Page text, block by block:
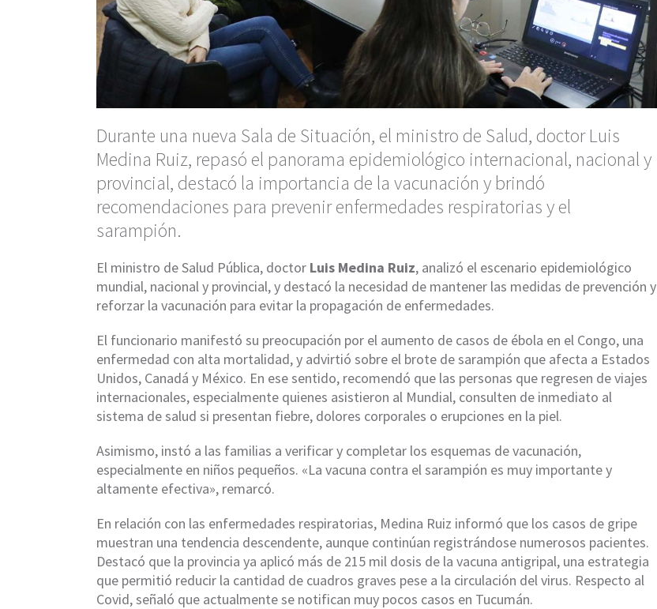
Durante una nueva Sala de Situación, el ministro de Salud, doctor Luis
Medina Ruiz, repasó el panorama epidemiológico internacional, nacional y
provincial, destacó la importancia de la vacunación y brindó
recomendaciones para prevenir enfermedades respiratorias y el
sarampión.
El ministro de Salud Pública, doctor Luis Medina Ruiz, analizó el escenario epidemiológico
mundial, nacional y provincial, y destacó la necesidad de mantener las medidas de prevención y
reforzar la vacunación para evitar la propagación de enfermedades.
El funcionario manifestó su preocupación por el aumento de casos de ébola en el Congo, una
enfermedad con alta mortalidad, y advirtió sobre el brote de sarampión que afecta a Estados
Unidos, Canadá y México. En ese sentido, recomendó que las personas que regresen de viajes
internacionales, especialmente quienes asistieron al Mundial, consulten de inmediato al
sistema de salud si presentan fiebre, dolores corporales o erupciones en la piel.
Asimismo, instó a las familias a verificar y completar los esquemas de vacunación,
especialmente en niños pequeños. «La vacuna contra el sarampión es muy importante y
altamente efectiva», remarcó.
En relación con las enfermedades respiratorias, Medina Ruiz informó que los casos de gripe
muestran una tendencia descendente, aunque continúan registrándose numerosos pacientes.
Destacó que la provincia ya aplicó más de 215 mil dosis de la vacuna antigripal, una estrategia
que permitió reducir la cantidad de cuadros graves pese a la circulación del virus. Respecto al
Covid, señaló que actualmente se notifican muy pocos casos en Tucumán.